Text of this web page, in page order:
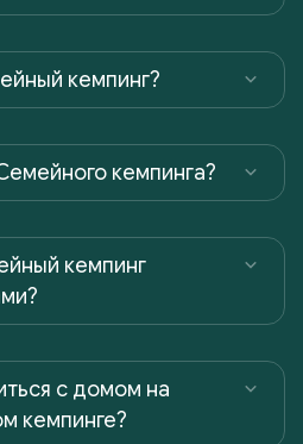
кемпинг?
кемпинга?
кемпинг
с домом на
кемпинге?